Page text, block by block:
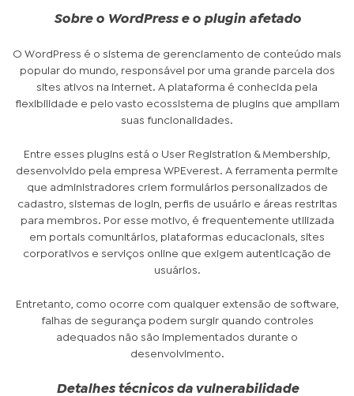
Sobre o WordPress e o plugin afetado
O WordPress é o sistema de gerenciamento de conteúdo mais
popular do mundo, responsável por uma grande parcela dos
sites ativos na internet. A plataforma é conhecida pela
flexibilidade e pelo vasto ecossistema de plugins que ampliam
suas funcionalidades.
Entre esses plugins está o User Registration & Membership,
desenvolvido pela empresa WPEverest. A ferramenta permite
que administradores criem formulários personalizados de
cadastro, sistemas de login, perfis de usuário e áreas restritas
para membros. Por esse motivo, é frequentemente utilizada
em portais comunitários, plataformas educacionais, sites
corporativos e serviços online que exigem autenticação de
usuários.
Entretanto, como ocorre com qualquer extensão de software,
falhas de segurança podem surgir quando controles
adequados não são implementados durante o
desenvolvimento.
Detalhes técnicos da vulnerabilidade